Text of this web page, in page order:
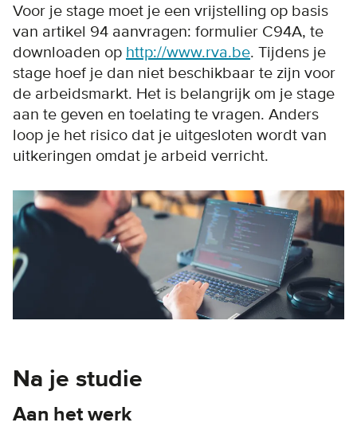
Voor je stage moet je een vrijstelling op basis
van artikel 94 aanvragen: formulier C94A, te
downloaden op http://www.rva.be. Tijdens je
stage hoef je dan niet beschikbaar te zijn voor
de arbeidsmarkt. Het is belangrijk om je stage
aan te geven en toelating te vragen. Anders
loop je het risico dat je uitgesloten wordt van
uitkeringen omdat je arbeid verricht.
Na je studie
Aan het werk